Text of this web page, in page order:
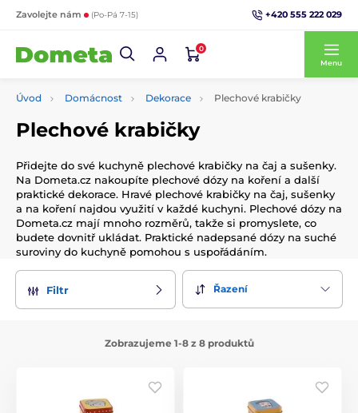
Zavolejte nám (Po-Pá 7-15) +420 555 222 029
0
Menu
Úvod Domácnost Dekorace Plechové krabičky
Plechové krabičky
Přidejte do své kuchyně plechové krabičky na čaj a sušenky.
Na Dometa.cz nakoupíte plechové dózy na koření a další
praktické dekorace. Hravé plechové krabičky na čaj, sušenky
a na koření najdou využití v každé kuchyni. Plechové dózy na
Dometa.cz mají mnoho rozměrů, takže si promyslete, co
budete dovnitř ukládat. Praktické nadepsané dózy na suché
suroviny do kuchyně pomohou s uspořádáním.
Filtr Řazení
Zobrazujeme 1-8 z 8 produktů